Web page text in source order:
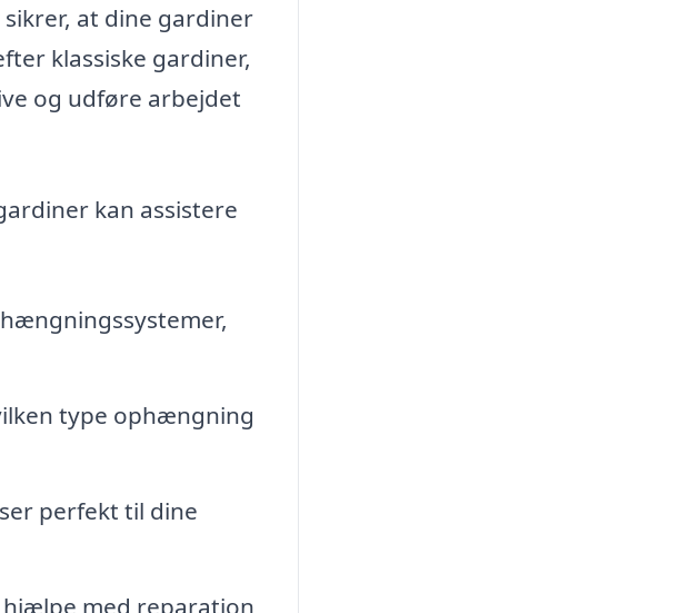
at dine gardiner
klassiske gardiner,
og udføre arbejdet
kan assistere
type ophængning
perfekt til dine
med reparation